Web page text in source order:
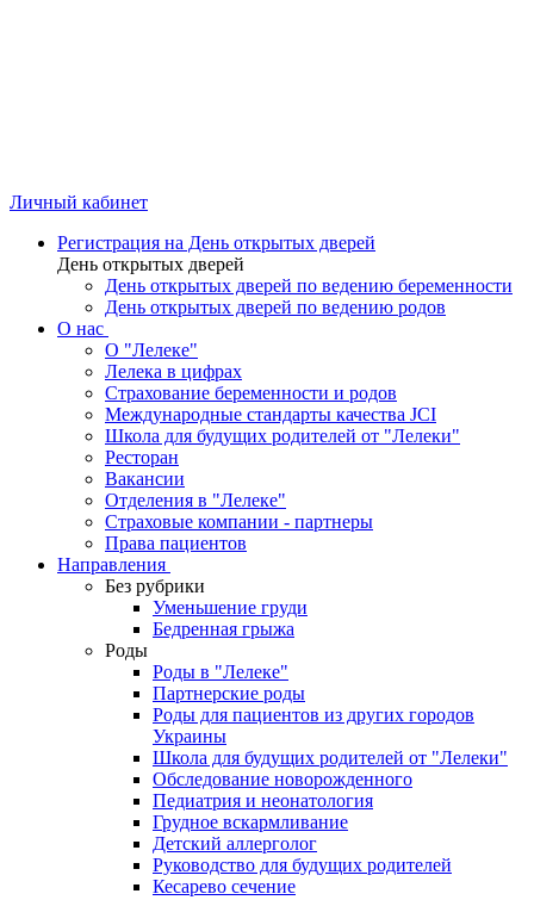
Личный кабинет
Регистрация на День открытых дверей
День открытых дверей
День открытых дверей по ведению беременности
День открытых дверей по ведению родов
О нас
О "Лелеке"
Лелека в цифрах
Страхование беременности и родов
Международные стандарты качества JCI
Школа для будущих родителей от "Лелеки"
Ресторан
Вакансии
Отделения в "Лелеке"
Страховые компании - партнеры
Права пациентов
Направления
Без рубрики
Уменьшение груди
Бедренная грыжа
Роды
Роды в "Лелеке"
Партнерские роды
Роды для пациентов из других городов
Украины
Школа для будущих родителей от "Лелеки"
Обследование новорожденного
Педиатрия и неонатология
Грудное вскармливание
Детский аллерголог
Руководство для будущих родителей
Кесарево сечение